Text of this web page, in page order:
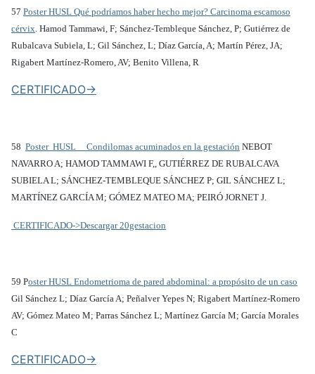
57 Poster HUSL Qué podríamos haber hecho mejor? Carcinoma escamoso
cérvix. Hamod Tammawi, F; Sánchez-Tembleque Sánchez, P; Gutiérrez de
Rubalcava Subiela, L; Gil Sánchez, L; Díaz García, A; Martín Pérez, JA;
Rigabert Martínez-Romero, AV; Benito Villena, R
CERTIFICADO->
58 Poster HUSL Condilomas acuminados en la gestación NEBOT
NAVARRO A; HAMOD TAMMAWI F,, GUTIÉRREZ DE RUBALCAVA
SUBIELA L; SÁNCHEZ-TEMBLEQUE SÁNCHEZ P; GIL SÁNCHEZ L;
MARTÍNEZ GARCÍA M; GÓMEZ MATEO MA; PEIRÓ JORNET J.
CERTIFICADO->Descargar 20gestacion
59 Poster HUSL Endometrioma de pared abdominal: a propósito de un caso
Gil Sánchez L; Díaz García A; Peñalver Yepes N; Rigabert Martínez-Romero
AV; Gómez Mateo M; Parras Sánchez L; Martínez García M; García Morales
C
CERTIFICADO->